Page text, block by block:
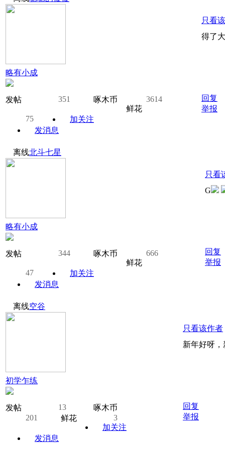
略有小成
发帖 351 啄木币
3614
鲜花
75
加关注
发消息
只看
得了
回复
举报
离线北斗七星
略有小成
发帖 344 啄木币
666
鲜花
47
加关注
发消息
只看
G
回复
举报
离线空谷
初学乍练
发帖 13
啄木币
201
鲜花
3
加关注
发消息
只看该作者
新年好呀
回复
举报